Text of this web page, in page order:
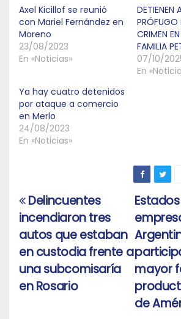
Axel Kicillof se reunió
con Mariel Fernández en
Moreno
23/08/2023
En «Noticias»
DETIENEN
PRÓFUGO
CRIMEN
FAMILIA
07/10/
En
Ya hay cuatro detenidos
por ataque a comercio
en Merlo
24/08/2023
En «Noticias»
Navegación
de
entradas
mayor
de
Delincuentes
incendiaron tres
autos que estaban
en custodia frente a
una subcomisaría
en Rosario